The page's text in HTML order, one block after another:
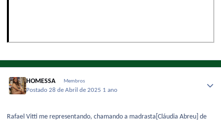
HOMESSA Membros
Postado28 de Abril de 2025 1 ano
Rafael Vitti me representando, chamando a madrasta[Cláudia Abreu] de